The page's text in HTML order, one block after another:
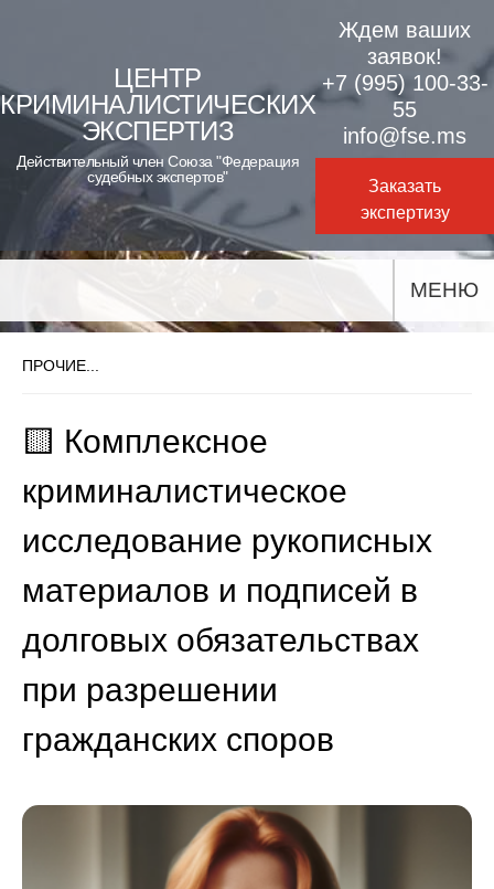
content
ЦЕНТР
КРИМИНАЛИСТИЧЕСКИХ
ЭКСПЕРТИЗ
Действительный член Союза "Федерация
судебных экспертов"
Ждем ваших
заявок!
+7 (995) 100-33-
55
info@fse.ms
Заказать
экспертизу
МЕНЮ
ПРОЧИЕ...
🟨 Комплексное
криминалистическое
исследование рукописных
материалов и подписей в
долговых обязательствах
при разрешении
гражданских споров